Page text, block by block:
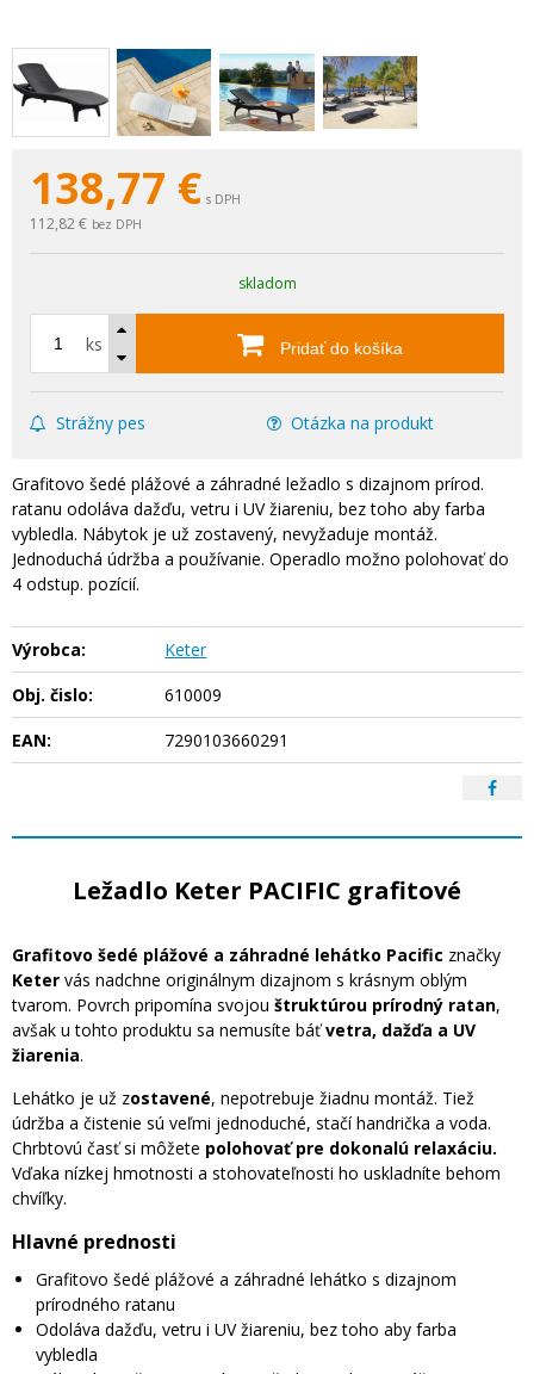
138,77 € s DPH
112,82 € bez DPH
skladom
ks Pridať do košíka
Strážny pes Otázka na produkt
Grafitovo šedé plážové a záhradné ležadlo s dizajnom prírod.
ratanu odoláva dažďu, vetru i UV žiareniu, bez toho aby farba
vybledla. Nábytok je už zostavený, nevyžaduje montáž.
Jednoduchá údržba a používanie. Operadlo možno polohovať do
4 odstup. pozícií.
Výrobca:
Keter
Obj. čislo:
610009
EAN:
7290103660291
Ležadlo Keter PACIFIC grafitové
Grafitovo šedé plážové a záhradné lehátko Pacific značky
Keter vás nadchne originálnym dizajnom s krásnym oblým
tvarom. Povrch pripomína svojou štruktúrou prírodný ratan,
avšak u tohto produktu sa nemusíte báťvetra, dažďa a UV
žiarenia.
Lehátko je už zostavené, nepotrebuje žiadnu montáž. Tiež
údržba a čistenie sú veľmi jednoduché, stačí handrička a voda.
Chrbtovú časť si môžete polohovať pre dokonalú relaxáciu.
Vďaka nízkej hmotnosti a stohovateľnosti ho uskladníte behom
chvíľky.
Hlavné prednosti
Grafitovo šedé plážové a záhradné lehátko s dizajnom
prírodného ratanu
Odoláva dažďu, vetru i UV žiareniu, bez toho aby farba
vybledla